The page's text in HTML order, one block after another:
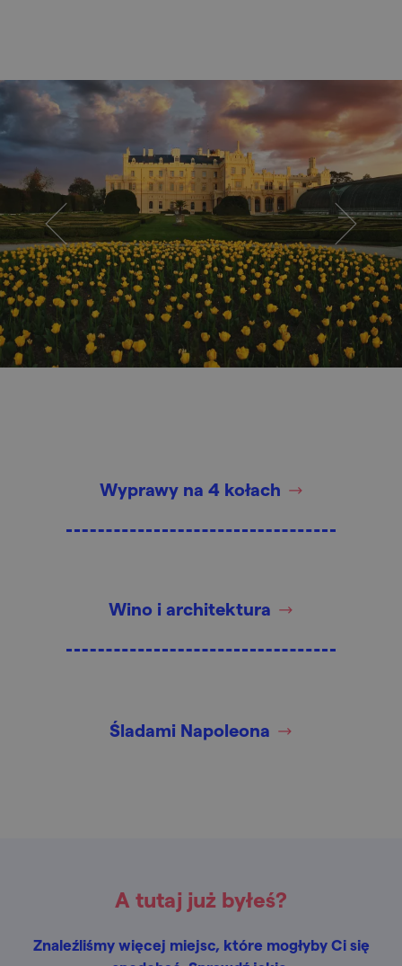
Wyprawy na 4 kołach
Wino i architektura
Śladami Napoleona
A tutaj już byłeś?
Znaleźliśmy więcej miejsc, które mogłyby Ci się